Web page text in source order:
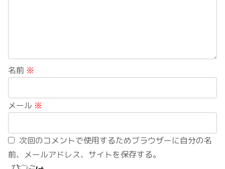
名前 ※
メール ※
次回のコメントで使用するためブラウザーに自分の名
前、メールアドレス、サイトを保存する。